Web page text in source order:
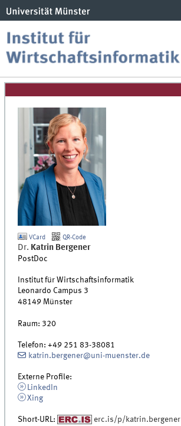
VCard QR-Code
Dr. Katrin Bergener
PostDoc
Institut für Wirtschaftsinformatik
Leonardo Campus 3
48149 Münster
Raum: 320
Telefon:+49 251 83-38081
katrin.bergener@uni-muenster.de
Externe Profile:
LinkedIn
Xing
Short-URL: erc.is/p/katrin.bergener